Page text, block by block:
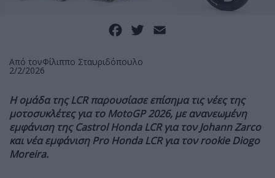
Facebook
Twitter
Από τονΦίλιππο Σταυριδόπουλο
2/2/2026
Η ομάδα της LCR παρουσίασε επίσημα τις νέες της
μοτοσυκλέτες για το MotoGP 2026, με ανανεωμένη
εμφάνιση της Castrol Honda LCR για τον Johann Zarco
και νέα εμφάνιση Pro Honda LCR για τον rookie Diogo
Moreira.